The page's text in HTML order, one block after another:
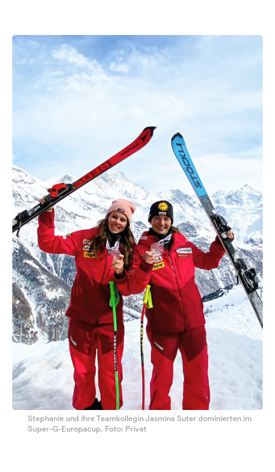
Stephanie und ihre Teamkollegin Jasmina Suter dominierten im
Super-G-Europacup. Foto: Privat